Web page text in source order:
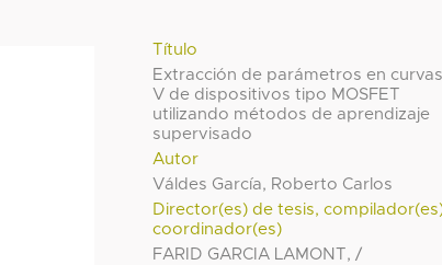
Título
Extracción de parámetros en
V de dispositivos tipo MOSFET
utilizando métodos de aprendizaje
supervisado
Autor
Váldes García, Roberto Carlos
Director(es) de tesis,
coordinador(es)
FARID GARCIA LAMONT, /